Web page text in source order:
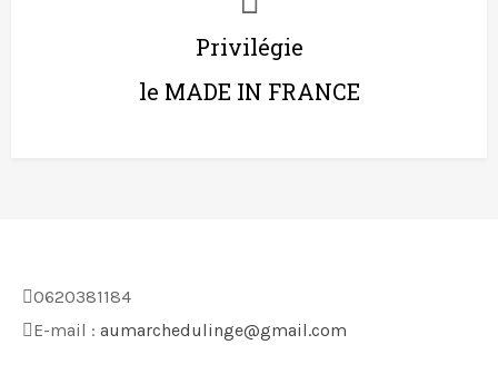
Privilégie
le MADE IN FRANCE
0620381184
E-mail : aumarchedulinge@gmail.com